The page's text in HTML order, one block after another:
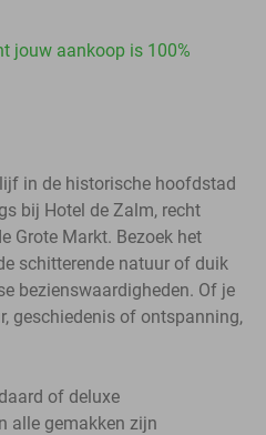
jouw aankoop is 100%
in de historische hoofdstad
bij Hotel de Zalm, recht
Grote Markt. Bezoek het
schitterende natuur of duik
bezienswaardigheden. Of je
geschiedenis of ontspanning,
of deluxe
alle gemakken zijn